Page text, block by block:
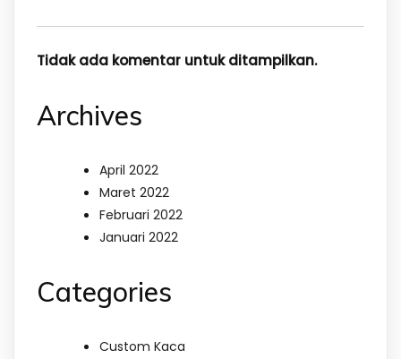
Tidak ada komentar untuk ditampilkan.
Archives
April 2022
Maret 2022
Februari 2022
Januari 2022
Categories
Custom Kaca